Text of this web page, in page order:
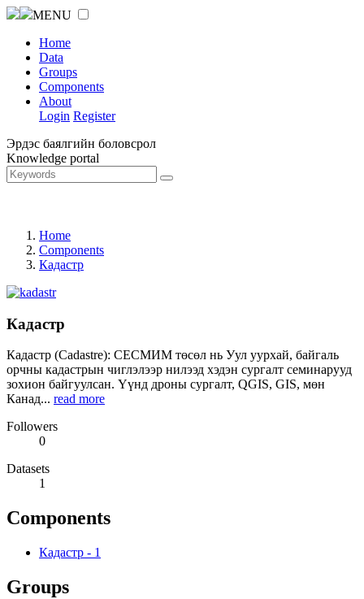
MENU
Home
Data
Groups
Components
About
Login Register
Эрдэс баялгийн боловсрол
Knowledge portal
Home
Components
Кадастр
Кадастр
Кадастр (Cadastre): СЕСМИМ төсөл нь Уул уурхай, байгаль
орчны кадастрын чиглэлээр нилээд хэдэн сургалт семинарууд
зохион байгуулсан. Үүнд дроны сургалт, QGIS, GIS, мөн
Канад... read more
Followers
0
Datasets
1
Components
Кадастр - 1
Groups